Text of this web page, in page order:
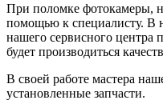
При поломке фотокамеры,
помощью к специалисту. В
нашего сервисного центра
будет производиться
В своей работе мастера
установленные запчасти.